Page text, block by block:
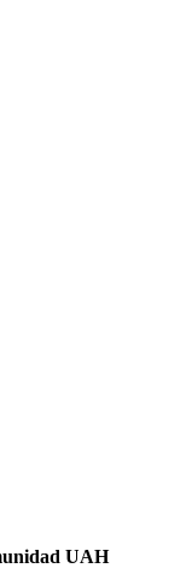
UAH